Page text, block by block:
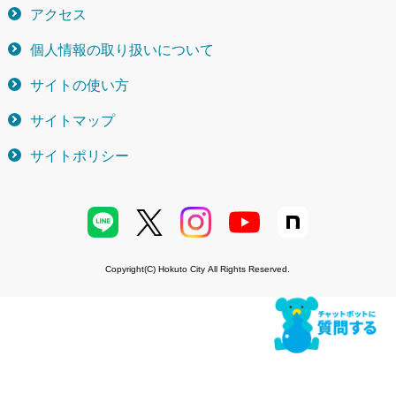
アクセス
個人情報の取り扱いについて
サイトの使い方
サイトマップ
サイトポリシー
Copyright(C) Hokuto City All Rights Reserved.